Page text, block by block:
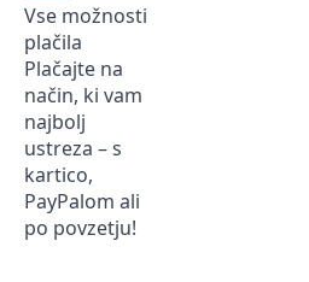
Vse možnosti
plačila
Plačajte na
način, ki vam
najbolj
ustreza – s
kartico,
PayPalom ali
po povzetju!